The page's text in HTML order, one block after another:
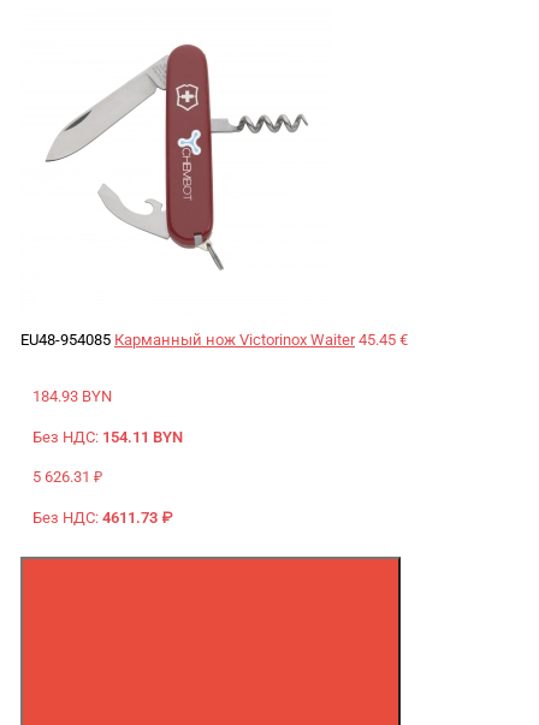
EU48-954085 Карманный нож Victorinox Waiter 45.45 €
184.93 BYN
Без НДС: 154.11 BYN
5 626.31 ₽
Без НДС: 4611.73 ₽